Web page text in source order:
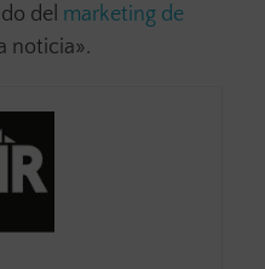
del marketing de
noticia».